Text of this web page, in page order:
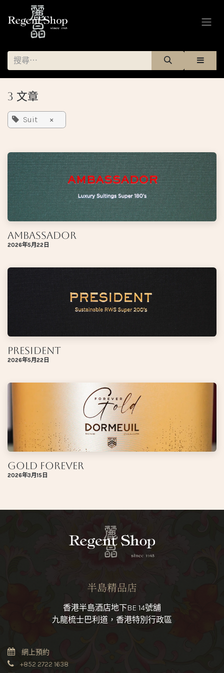
跳至內容
3 文章
Suit ×
Ambassador
2026年5月22日
President
2026年5月22日
Gold Forever
2026年3月15日
半島精品店
香港半島酒店地下BE 14號舖
九龍梳士巴利道，香港特別行政區
網上預約
+852 2722 1638